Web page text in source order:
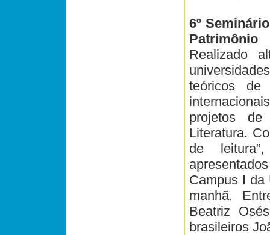
6º
Patrimônio
Realizado
teóricos de
projetos
Literatura.
de
Campus I da
manhã.
Beatriz
brasileiros